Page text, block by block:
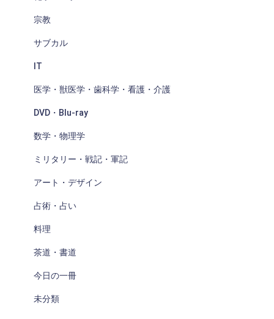
宗教
サブカル
IT
医学・獣医学・歯科学・看護・介護
DVD・Blu-ray
数学・物理学
ミリタリー・戦記・軍記
アート・デザイン
占術・占い
料理
茶道・書道
今日の一冊
未分類